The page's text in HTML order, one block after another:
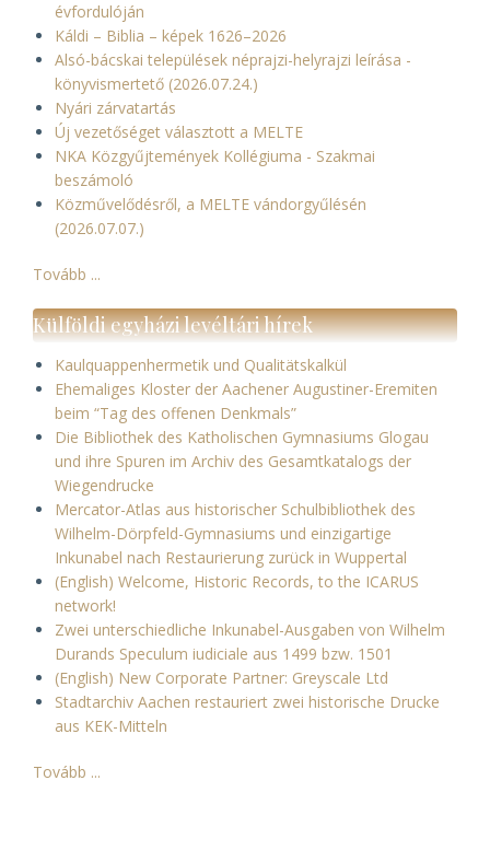
évfordulóján
Káldi – Biblia – képek 1626–2026
Alsó-bácskai települések néprajzi-helyrajzi leírása -
könyvismertető (2026.07.24.)
Nyári zárvatartás
Új vezetőséget választott a MELTE
NKA Közgyűjtemények Kollégiuma - Szakmai
beszámoló
Közművelődésről, a MELTE vándorgyűlésén
(2026.07.07.)
Tovább ...
Külföldi egyházi levéltári hírek
Kaulquappenhermetik und Qualitätskalkül
Ehemaliges Kloster der Aachener Augustiner-Eremiten
beim “Tag des offenen Denkmals”
Die Bibliothek des Katholischen Gymnasiums Glogau
und ihre Spuren im Archiv des Gesamtkatalogs der
Wiegendrucke
Mercator-Atlas aus historischer Schulbibliothek des
Wilhelm-Dörpfeld-Gymnasiums und einzigartige
Inkunabel nach Restaurierung zurück in Wuppertal
(English) Welcome, Historic Records, to the ICARUS
network!
Zwei unterschiedliche Inkunabel-Ausgaben von Wilhelm
Durands Speculum iudiciale aus 1499 bzw. 1501
(English) New Corporate Partner: Greyscale Ltd
Stadtarchiv Aachen restauriert zwei historische Drucke
aus KEK-Mitteln
Tovább ...